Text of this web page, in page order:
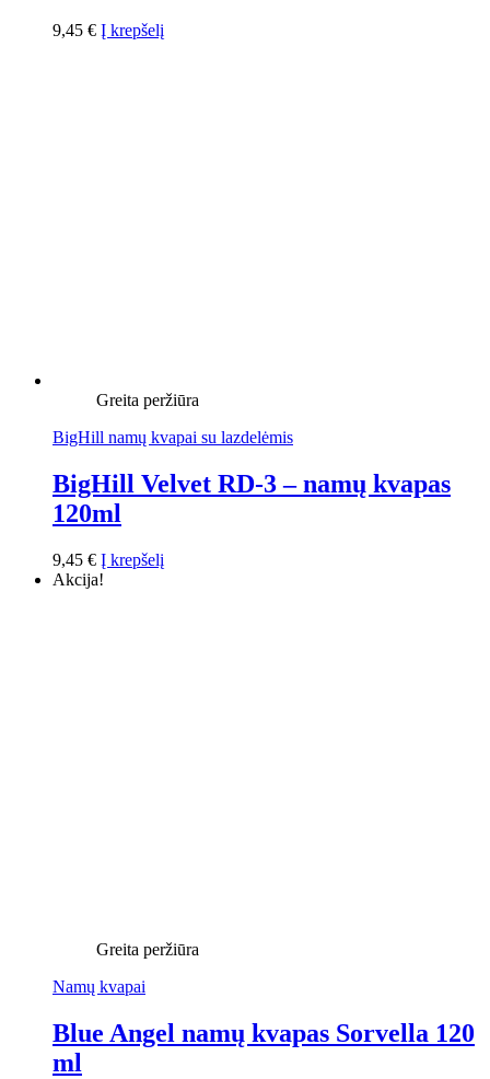
9,45 € Į krepšelį
Greita peržiūra
BigHill namų kvapai su lazdelėmis
BigHill Velvet RD-3 – namų kvapas
120ml
9,45 € Į krepšelį
Akcija!
Greita peržiūra
Namų kvapai
Blue Angel namų kvapas Sorvella 120
ml